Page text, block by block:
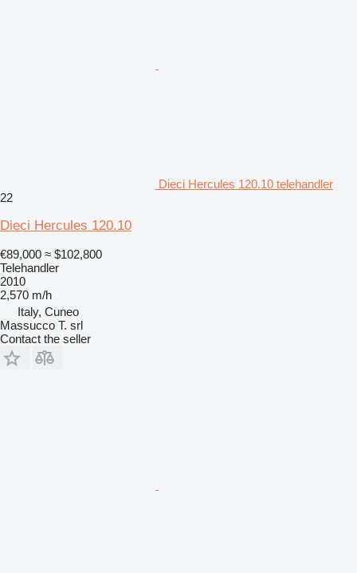
Dieci Hercules 120.10 telehandler
22
Dieci Hercules 120.10
€89,000 ≈ $102,800
Telehandler
2010
2,570 m/h
Italy, Cuneo
Massucco T. srl
Contact the seller